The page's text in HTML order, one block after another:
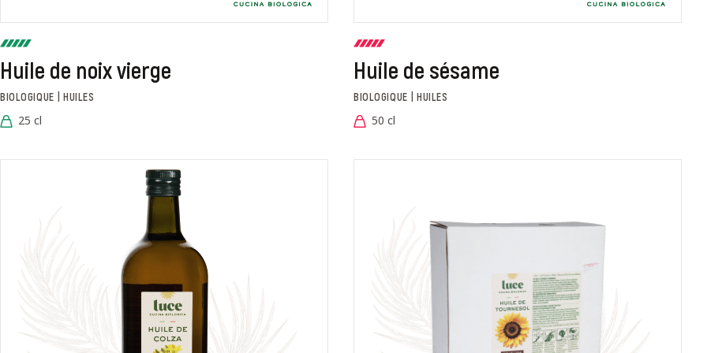
Huile de noix vierge
BIOLOGIQUE | HUILES
25 cl
Huile de sésame
BIOLOGIQUE | HUILES
50 cl